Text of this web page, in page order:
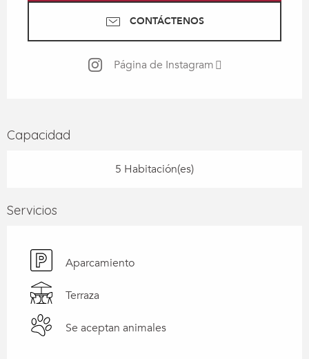
CONTÁCTENOS
Página de Instagram
Capacidad
5 Habitación(es)
Servicios
Aparcamiento
Terraza
Se aceptan animales